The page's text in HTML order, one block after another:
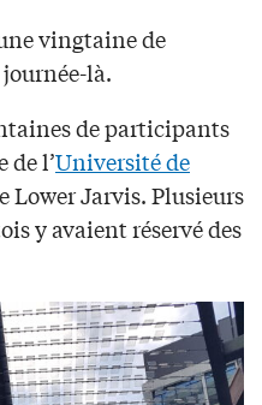
vingtaine de
là.
de participants
de l’Université de
Lower Jarvis. Plusieurs
y avaient réservé des